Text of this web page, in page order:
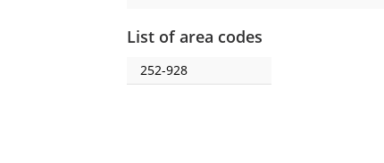
List of area codes
252-928